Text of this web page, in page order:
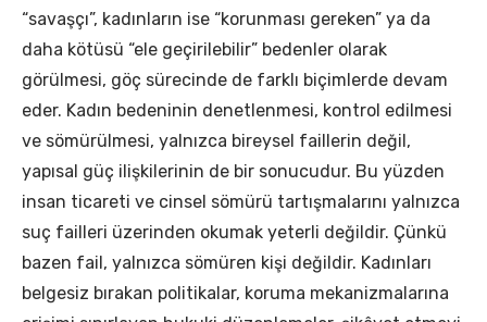
“savaşçı”, kadınların ise “korunması gereken” ya da
daha kötüsü “ele geçirilebilir” bedenler olarak
görülmesi, göç sürecinde de farklı biçimlerde devam
eder. Kadın bedeninin denetlenmesi, kontrol edilmesi
ve sömürülmesi, yalnızca bireysel faillerin değil,
yapısal güç ilişkilerinin de bir sonucudur. Bu yüzden
insan ticareti ve cinsel sömürü tartışmalarını yalnızca
suç failleri üzerinden okumak yeterli değildir. Çünkü
bazen fail, yalnızca sömüren kişi değildir. Kadınları
belgesiz bırakan politikalar, koruma mekanizmalarına